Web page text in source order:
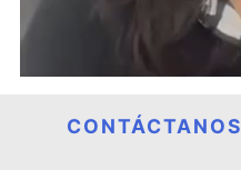
CONTÁCTANOS